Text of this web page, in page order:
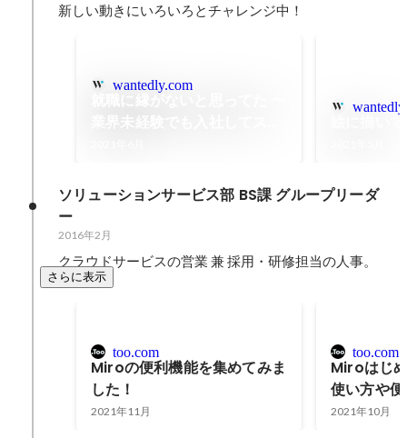
新しい動きにいろいろとチャレンジ中！
wantedly.com
ソリューションサービス部 BS課 グループリーダ
ー
2016年2月
クラウドサービスの営業 兼 採用・研修担当の人事。
さらに表示
too.com
Miroの便利機能を集めてみま
した！
2021年11月
too.com
Miroはじ
使い方や
説
2021年10月